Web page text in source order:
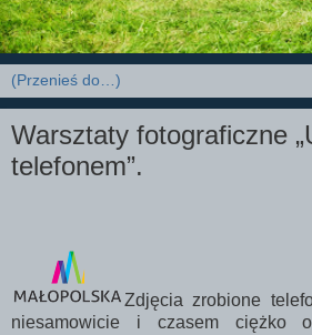
Warsztaty fotograficzne
telefonem”.
Zdjęcia zrobione
niesamowicie i czasem ciężko